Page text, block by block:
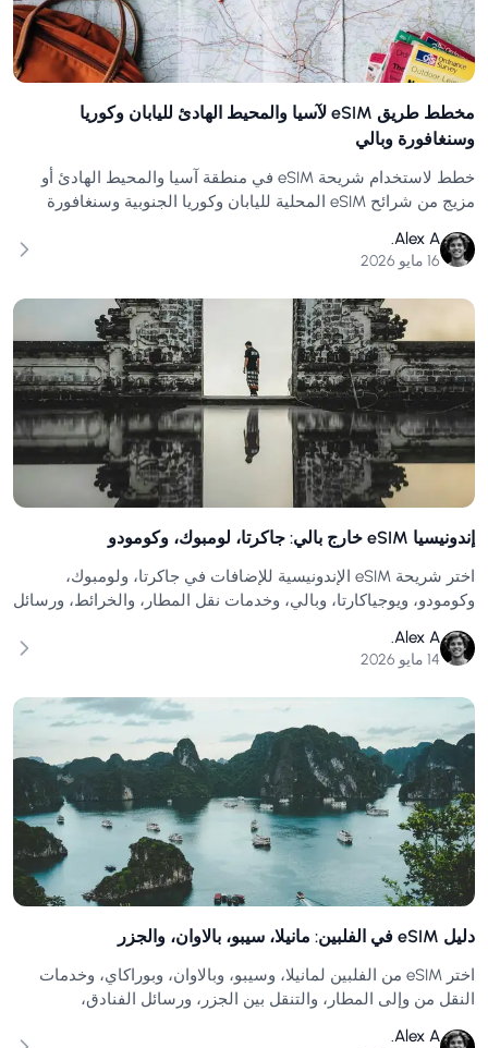
مخطط طريق eSIM لآسيا والمحيط الهادئ لليابان وكوريا
وسنغافورة وبالي
خطط لاستخدام شريحة eSIM في منطقة آسيا والمحيط الهادئ أو
مزيج من شرائح eSIM المحلية لليابان وكوريا الجنوبية وسنغافورة
بالقطار والرحلات الشاطئية.
Alex A.
16 مايو 2026
إندونيسيا eSIM خارج بالي: جاكرتا، لومبوك، وكومودو
اختر شريحة eSIM الإندونيسية للإضافات في جاكرتا، ولومبوك،
وكومودو، ويوجياكارتا، وبالي، وخدمات نقل المطار، والخرائط، ورسائل
Alex A.
14 مايو 2026
دليل eSIM في الفلبين: مانيلا، سيبو، بالاوان، والجزر
اختر eSIM من الفلبين لمانيلا، وسيبو، وبالاوان، وبوراكاي، وخدمات
النقل من وإلى المطار، والتنقل بين الجزر، ورسائل الفنادق،
Alex A.